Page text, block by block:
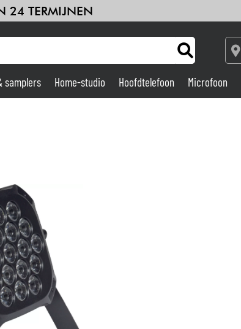
24 TERMIJNEN
Drums & percussie
Kinderen
Sets
samplers Home-studio Hoofdtelefoon Microfoon